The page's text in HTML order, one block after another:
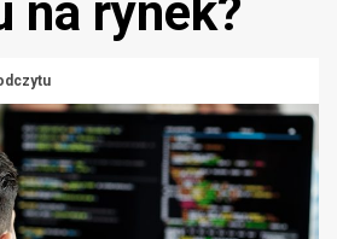
na rynek?